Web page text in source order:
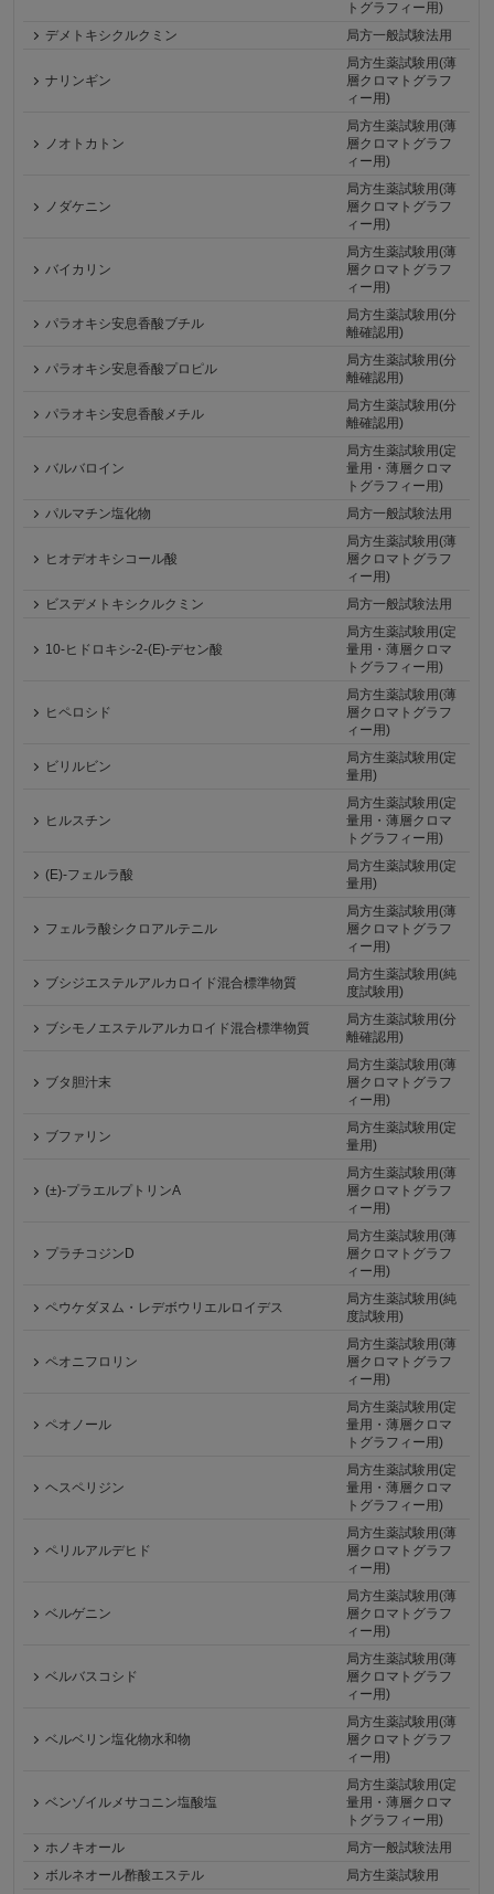
トグラフィー用)
デメトキシクルクミン
局方一般試験法用
ナリンギン
局方生薬試験用(薄
層クロマトグラフ
ィー用)
ノオトカトン
局方生薬試験用(薄
層クロマトグラフ
ィー用)
ノダケニン
局方生薬試験用(薄
層クロマトグラフ
ィー用)
バイカリン
局方生薬試験用(薄
層クロマトグラフ
ィー用)
パラオキシ安息香酸ブチル
局方生薬試験用(分
離確認用)
パラオキシ安息香酸プロピル
局方生薬試験用(分
離確認用)
パラオキシ安息香酸メチル
局方生薬試験用(分
離確認用)
バルバロイン
局方生薬試験用(定
量用・薄層クロマ
トグラフィー用)
パルマチン塩化物
局方一般試験法用
ヒオデオキシコール酸
局方生薬試験用(薄
層クロマトグラフ
ィー用)
ビスデメトキシクルクミン
局方一般試験法用
10-ヒドロキシ-2-(E)-デセン酸
局方生薬試験用(定
量用・薄層クロマ
トグラフィー用)
ヒペロシド
局方生薬試験用(薄
層クロマトグラフ
ィー用)
ビリルビン
局方生薬試験用(定
量用)
ヒルスチン
局方生薬試験用(定
量用・薄層クロマ
トグラフィー用)
(E)-フェルラ酸
局方生薬試験用(定
量用)
フェルラ酸シクロアルテニル
局方生薬試験用(薄
層クロマトグラフ
ィー用)
ブシジエステルアルカロイド混合標準物質
局方生薬試験用(純
度試験用)
ブシモノエステルアルカロイド混合標準物質
局方生薬試験用(分
離確認用)
ブタ胆汁末
局方生薬試験用(薄
層クロマトグラフ
ィー用)
ブファリン
局方生薬試験用(定
量用)
(±)-プラエルプトリンA
局方生薬試験用(薄
層クロマトグラフ
ィー用)
プラチコジンD
局方生薬試験用(薄
層クロマトグラフ
ィー用)
ペウケダヌム・レデボウリエルロイデス
局方生薬試験用(純
度試験用)
ペオニフロリン
局方生薬試験用(薄
層クロマトグラフ
ィー用)
ペオノール
局方生薬試験用(定
量用・薄層クロマ
トグラフィー用)
ヘスペリジン
局方生薬試験用(定
量用・薄層クロマ
トグラフィー用)
ペリルアルデヒド
局方生薬試験用(薄
層クロマトグラフ
ィー用)
ベルゲニン
局方生薬試験用(薄
層クロマトグラフ
ィー用)
ベルバスコシド
局方生薬試験用(薄
層クロマトグラフ
ィー用)
ベルベリン塩化物水和物
局方生薬試験用(薄
層クロマトグラフ
ィー用)
ベンゾイルメサコニン塩酸塩
局方生薬試験用(定
量用・薄層クロマ
トグラフィー用)
ホノキオール
局方一般試験法用
ボルネオール酢酸エステル
局方生薬試験用